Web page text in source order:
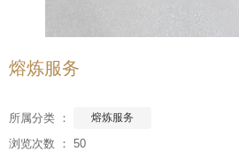
熔炼服务
所属分类 ： 熔炼服务
浏览次数 ： 50